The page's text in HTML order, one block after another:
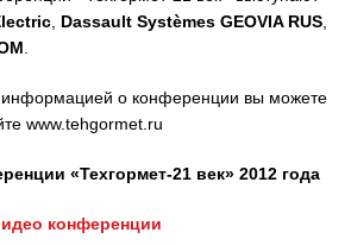
Dassault Systèmes GEOVIA RUS
о конференции вы можете
www.tehgormet.ru
«Техгормет-21 век» 2012 года
конференции